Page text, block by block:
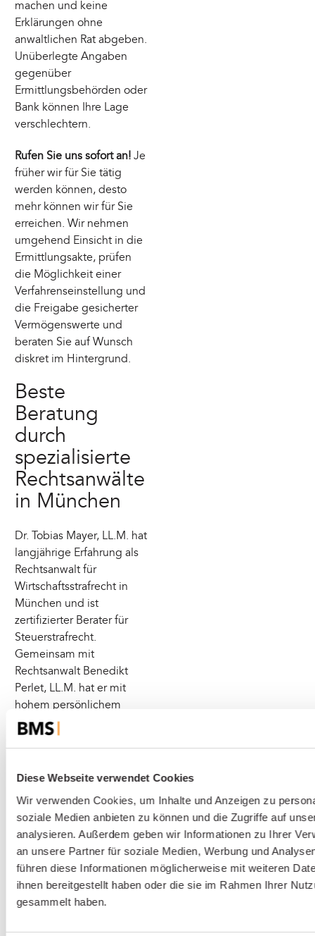
Diese Webseite verwendet Cookies
Wir verwenden Cookies, um Inhalte und Anzeigen zu
soziale Medien anbieten zu können und die Zugriffe auf
analysieren. Außerdem geben wir Informationen zu Ihrer
an unsere Partner für soziale Medien, Werbung und
führen diese Informationen möglicherweise mit weiteren
ihnen bereitgestellt haben oder die sie im Rahmen Ihrer
gesammelt haben.
machen und keine
Erklärungen ohne
anwaltlichen Rat abgeben.
Unüberlegte Angaben
gegenüber
Ermittlungsbehörden oder
Bank können Ihre Lage
verschlechtern.
Rufen Sie uns sofort an! Je
früher wir für Sie tätig
werden können, desto
mehr können wir für Sie
erreichen. Wir nehmen
umgehend Einsicht in die
Ermittlungsakte, prüfen
die Möglichkeit einer
Verfahrenseinstellung und
die Freigabe gesicherter
Vermögenswerte und
beraten Sie auf Wunsch
diskret im Hintergrund.
Beste
Beratung
durch
spezialisierte
Rechtsanwälte
in München
Dr. Tobias Mayer, LL.M. hat
langjährige Erfahrung als
Rechtsanwalt für
Wirtschaftsstrafrecht in
München und ist
zertifizierter Berater für
Steuerstrafrecht.
Gemeinsam mit
Rechtsanwalt Benedikt
Perlet, LL.M. hat er mit
hohem persönlichem
Engagement schon
zahlreiche Mandanten in
verteidigt und dabei
wie die Einstellung des
Verfahrens erreichen
können.
Ihre Ansprechpartner